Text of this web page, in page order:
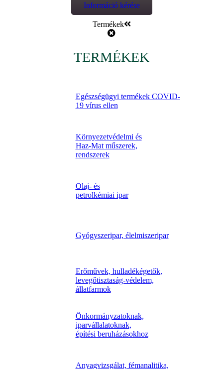
Információ kérése
Termékek
TERMÉKEK
Egészségügyi termékek COVID-
19 vírus ellen
Környezetvédelmi és
Haz-Mat műszerek,
rendszerek
Olaj- és
petrolkémiai ipar
Gyógyszeripar, élelmiszeripar
Erőművek, hulladékégetők,
levegőtisztaság-védelem,
állatfarmok
Önkormányzatoknak,
iparvállalatoknak,
építési beruházásokhoz
Anyagvizsgálat, fémanalitika,